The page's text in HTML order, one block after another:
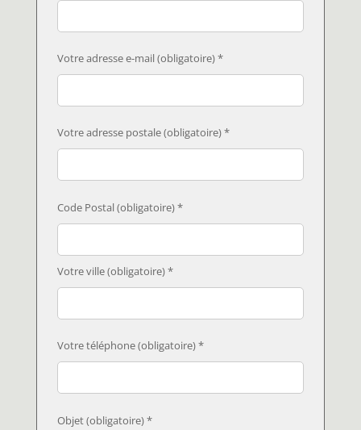
Votre adresse e-mail (obligatoire) *
Votre adresse postale (obligatoire) *
Code Postal (obligatoire) *
Votre ville (obligatoire) *
Votre téléphone (obligatoire) *
Objet (obligatoire) *